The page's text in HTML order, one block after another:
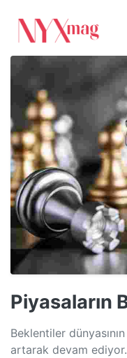
Piyasaların
Beklentiler
artarak devam ediyor.